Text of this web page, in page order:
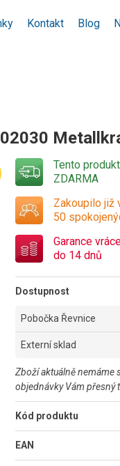
Kontakt Blog
Tento
ZDARMA
Zakoupilo již
50
Garance
do 14 dnů
Dostupnost
Pobočka Řevnice
Externí sklad
Zboží aktuálně nemáme
objednávky Vám přesný
Kód produktu
EAN